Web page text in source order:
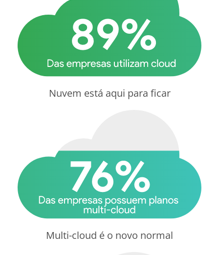
Nuvem está aqui para ficar
Multi-cloud é o novo normal